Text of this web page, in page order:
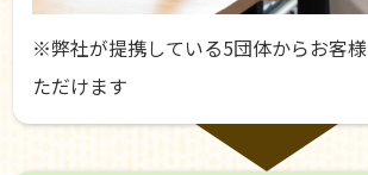
※弊社が提携している5団体からお客
ただけます